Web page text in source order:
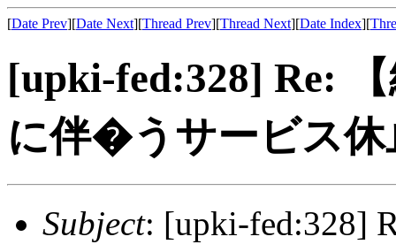
[Date Prev][Date Next][Thread Prev][Thread Next][Date Index][
[upki-fed:328] Re:
に伴�うサービス休
Subject: [upki-fed:328]